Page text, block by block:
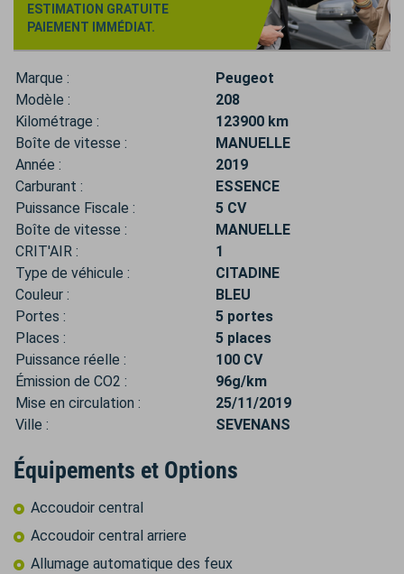
ESTIMATION GRATUITE
PAIEMENT IMMÉDIAT.
Marque :
Peugeot
Modèle :
208
Kilométrage :
123900 km
Boîte de vitesse :
MANUELLE
Année :
2019
Carburant :
ESSENCE
Puissance Fiscale :
5 CV
Boîte de vitesse :
MANUELLE
CRIT'AIR :
1
Type de véhicule :
CITADINE
Couleur :
BLEU
Portes :
5 portes
Places :
5 places
Puissance réelle :
100 CV
Émission de CO2 :
96g/km
Mise en circulation :
25/11/2019
Ville :
SEVENANS
Équipements et Options
Accoudoir central
Accoudoir central arriere
Allumage automatique des feux